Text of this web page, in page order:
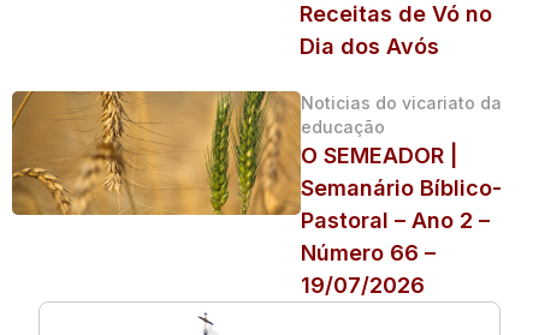
Receitas de Vó no
Dia dos Avós
Noticias do vicariato da
educação
O SEMEADOR |
Semanário Bíblico-
Pastoral – Ano 2 –
Número 66 –
19/07/2026